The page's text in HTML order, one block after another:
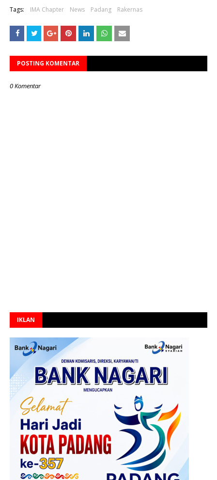
Tags: IMA Chapter News Padang Rakernas
POSTING KOMENTAR
0 Komentar
IKLAN